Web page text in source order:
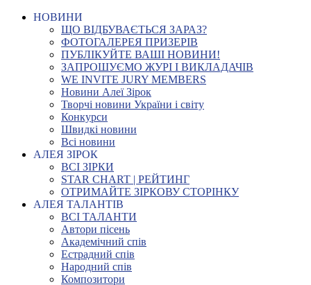
НОВИНИ
ЩО ВІДБУВАЄТЬСЯ ЗАРАЗ?
ФОТОГАЛЕРЕЯ ПРИЗЕРІВ
ПУБЛІКУЙТЕ ВАШІ НОВИНИ!
ЗАПРОШУЄМО ЖУРІ І ВИКЛАДАЧІВ
WE INVITE JURY MEMBERS
Новини Алеї Зірок
Творчі новини України і світу
Конкурси
Швидкі новини
Всі новини
АЛЕЯ ЗІРОК
ВСІ ЗІРКИ
STAR CHART | РЕЙТИНГ
ОТРИМАЙТЕ ЗІРКОВУ СТОРІНКУ
АЛЕЯ ТАЛАНТІВ
ВСІ ТАЛАНТИ
Автори пісень
Академічний спів
Естрадний спів
Народний спів
Композитори